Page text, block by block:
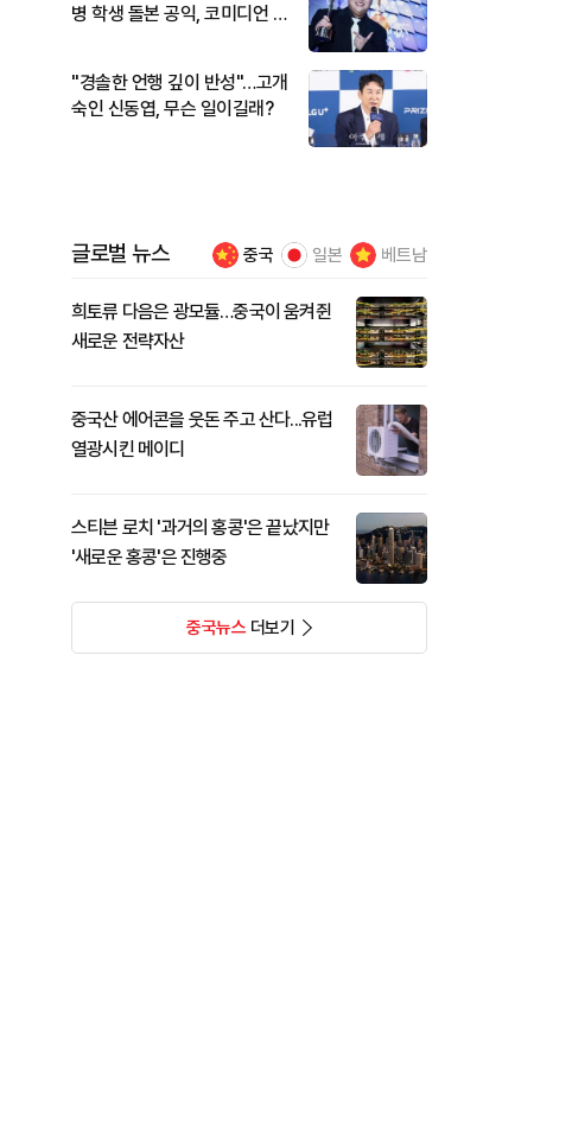
병 학생 돌본 공익, 코미디언 김
"경솔한 언행 깊이 반성"…고개
숙인 신동엽, 무슨 일이길래?
글로벌 뉴스 중국 일본 베트남
희토류 다음은 광모듈…중국이 움켜쥔
새로운 전략자산
중국산 에어콘을 웃돈 주고 산다...유럽
열광시킨 메이디
스티븐 로치 '과거의 홍콩'은 끝났지만
'새로운 홍콩'은 진행중
중국뉴스더보기